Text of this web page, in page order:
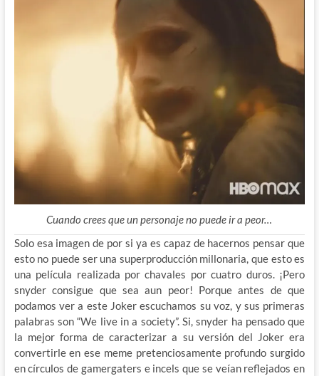
Cuando crees que un personaje no puede ir a peor…
Solo esa imagen de por si ya es capaz de hacernos pensar que
esto no puede ser una superproducción millonaria, que esto es
una película realizada por chavales por cuatro duros. ¡Pero
snyder consigue que sea aun peor! Porque antes de que
podamos ver a este Joker escuchamos su voz, y sus primeras
palabras son “We live in a society”. Si, snyder ha pensado que
la mejor forma de caracterizar a su versión del Joker era
convertirle en ese meme pretenciosamente profundo surgido
en círculos de gamergaters e incels que se veían reflejados en